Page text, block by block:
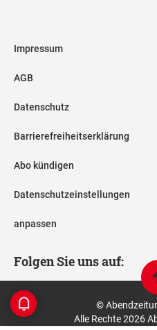
Impressum
AGB
Datenschutz
Barrierefreiheitserklärung
Abo kündigen
Datenschutzeinstellungen
anpassen
Folgen Sie uns auf:
©
Alle Rechte 2026